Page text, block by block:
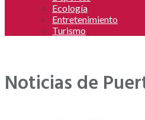
Ecología
Entretenimiento
Turismo
Noticias de